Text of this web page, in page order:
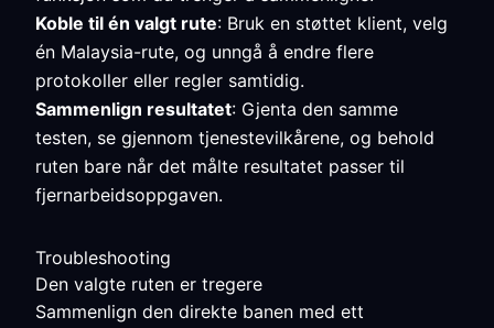
Koble til én valgt rute: Bruk en støttet klient, velg
én Malaysia-rute, og unngå å endre flere
protokoller eller regler samtidig.
Sammenlign resultatet: Gjenta den samme
testen, se gjennom tjenestevilkårene, og behold
ruten bare når det målte resultatet passer til
fjernarbeidsoppgaven.
Troubleshooting
Den valgte ruten er tregere
Sammenlign den direkte banen med ett